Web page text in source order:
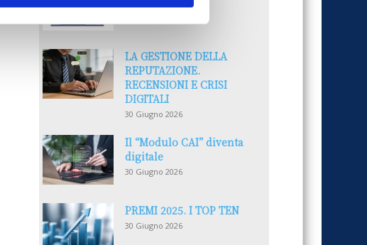
LA GESTIONE DELLA
REPUTAZIONE.
RECENSIONI E CRISI
DIGITALI
30 Giugno 2026
Il “Modulo CAI” diventa
digitale
30 Giugno 2026
PREMI 2025. I TOP TEN
30 Giugno 2026